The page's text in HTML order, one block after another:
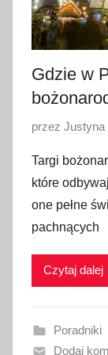
Gdzie w
O
u
b
l
i
w
n
przez Justyna
Targi
które
one pełne
pachnących
Czytaj dalej
Poradniki
Dodaj